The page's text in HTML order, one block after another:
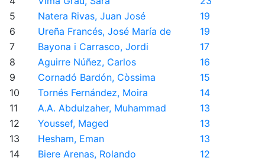
5
Natera Rivas, Juan José
19
6
Ureña Francés, José María de
19
7
Bayona i Carrasco, Jordi
17
8
Aguirre Núñez, Carlos
16
9
Cornadó Bardón, Còssima
15
10
Tornés Fernández, Moira
14
11
A.A. Abdulzaher, Muhammad
13
12
Youssef, Maged
13
13
Hesham, Eman
13
14
Biere Arenas, Rolando
12